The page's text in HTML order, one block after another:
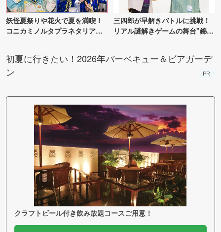
妖怪夏祭りや花火で夏を満喫！
コニカミノルタプラネタリア
三四郎が早解きバトルに挑戦！
リアル謎解きゲームの舞台"錦糸
初夏に行きたい！2026年バーベキュー＆ビアガーデ
ン
PR
クラフトビール付き飲み放題コースご用意！